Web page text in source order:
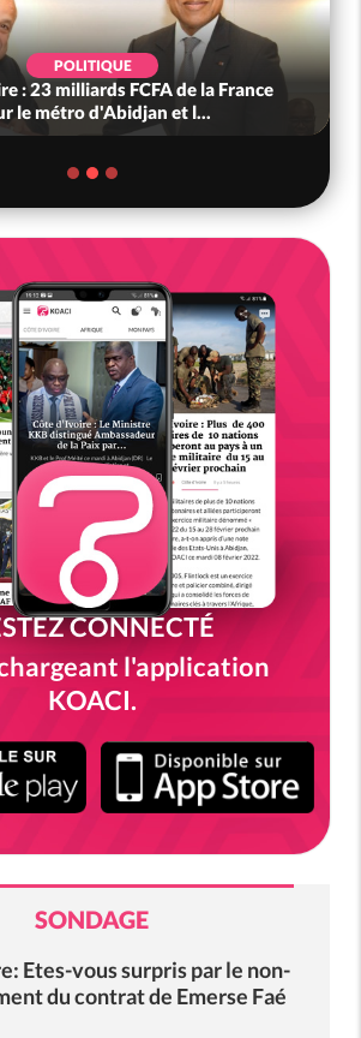
POLITIQUE
: 23 milliards FCFA de la France
le métro d'Abidjan et l...
CONNECTÉ
l'application
KOACI.
SONDAGE
Etes-vous surpris par le non-
du contrat de Emerse Faé